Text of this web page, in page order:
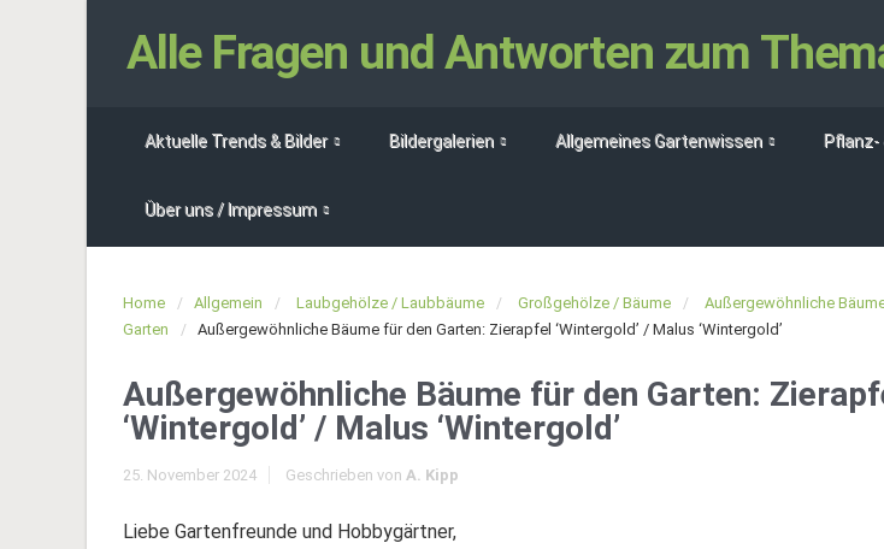
Alle Fragen und Antworten zum
Aktuelle Trends & Bilder Bildergalerien Allgemeines Gartenwissen Pflanz-
Über uns / Impressum
Home Allgemein Laubgehölze / Laubbäume Großgehölze / Bäume
Außergewöhnliche
Garten
Außergewöhnliche Bäume für den Garten: Zierapfel ‘Wintergold’ / Malus ‘Wintergold’
Außergewöhnliche Bäume für den Garten:
‘Wintergold’ / Malus ‘Wintergold’
25. November 2024 Geschrieben von A. Kipp
Liebe Gartenfreunde und Hobbygärtner,